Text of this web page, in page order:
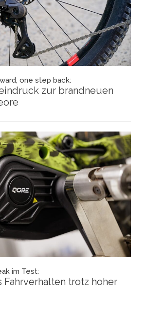
one step back:
zur brandneuen
im Test:
Fahrverhalten trotz hoher